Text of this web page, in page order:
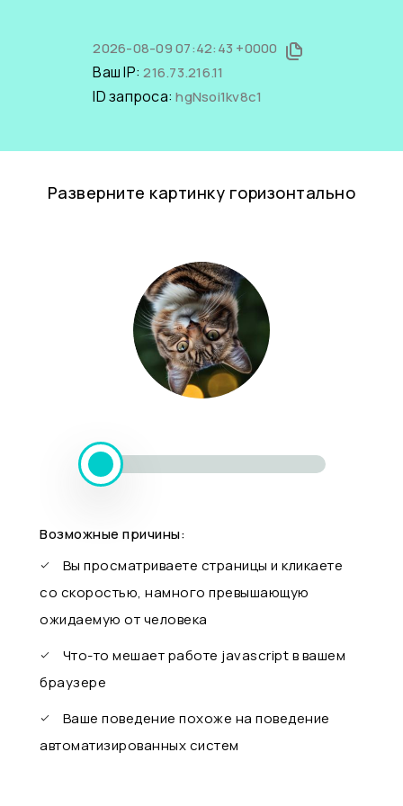
2026-08-09 07:42:43 +0000
Ваш IP:216.73.216.11
ID запроса:hgNsoi1kv8c1
Разверните картинку горизонтально
Возможные причины:
Вы просматриваете страницы и кликаете
со скоростью, намного превышающую
ожидаемую от человека
Что-то мешает работе javascript в вашем
браузере
Ваше поведение похоже на поведение
автоматизированных систем